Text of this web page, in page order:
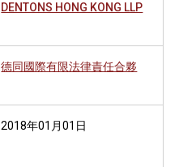
DENTONS HONG KONG LLP
德同國際有限法律責任合夥
2018年01月01日